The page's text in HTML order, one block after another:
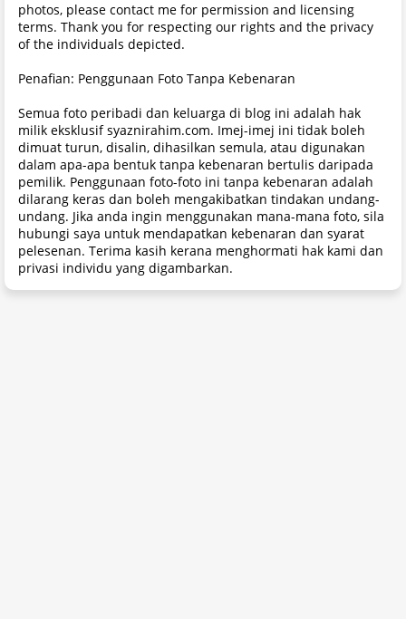
photos, please contact me for permission and licensing
terms. Thank you for respecting our rights and the privacy
of the individuals depicted.
Penafian: Penggunaan Foto Tanpa Kebenaran
Semua foto peribadi dan keluarga di blog ini adalah hak
milik eksklusif syaznirahim.com. Imej-imej ini tidak boleh
dimuat turun, disalin, dihasilkan semula, atau digunakan
dalam apa-apa bentuk tanpa kebenaran bertulis daripada
pemilik. Penggunaan foto-foto ini tanpa kebenaran adalah
dilarang keras dan boleh mengakibatkan tindakan undang-
undang. Jika anda ingin menggunakan mana-mana foto, sila
hubungi saya untuk mendapatkan kebenaran dan syarat
pelesenan. Terima kasih kerana menghormati hak kami dan
privasi individu yang digambarkan.